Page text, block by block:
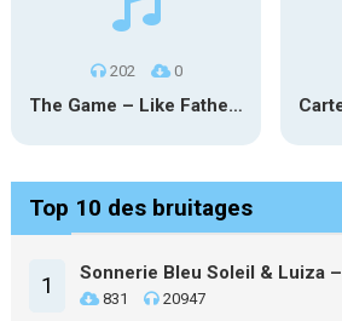
202 0
The Game – Like Father Like Daughter
Top 10 des bruitages
1 Sonnerie Bleu Soleil & Luiza
831 20947